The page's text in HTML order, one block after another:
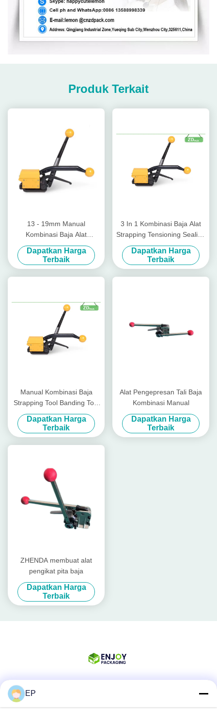
Produk Terkait
13 - 19mm Manual
Kombinasi Baja Alat
Strapping Alat Strapping
Tanpa Segel
Dapatkan Harga
Terbaik
3 In 1 Kombinasi Baja Alat
Strapping Tensioning Sealing
Cutting Strap Banding Tool
Dapatkan Harga
Terbaik
Manual Kombinasi Baja
Strapping Tool Banding Tool
Dalam Industri
Dapatkan Harga
Terbaik
Alat Pengepresan Tali Baja
Kombinasi Manual
Dapatkan Harga
Terbaik
ZHENDA membuat alat
pengikat pita baja
Dapatkan Harga
Terbaik
EP